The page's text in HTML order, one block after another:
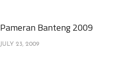
Pameran Banteng 2009
JULY 23, 2009